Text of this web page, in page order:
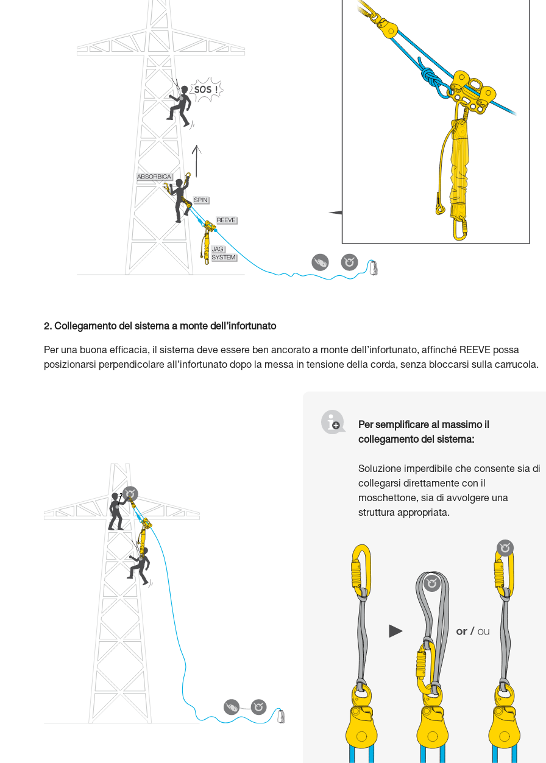
2. Collegamento del sistema a monte dell’infortunato
Per una buona efficacia, il sistema deve essere ben ancorato a monte dell’infortunato, affinché REEVE possa
posizionarsi perpendicolare all’infortunato dopo la messa in tensione della corda, senza bloccarsi sulla carrucola.
Per semplificare al massimo il
collegamento del sistema:
Soluzione imperdibile che consente sia di
collegarsi direttamente con il
moschettone, sia di avvolgere una
struttura appropriata.